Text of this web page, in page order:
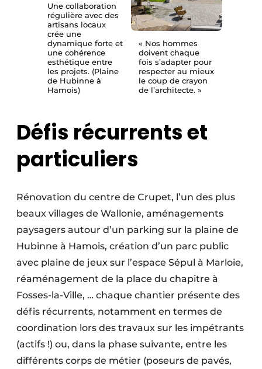
Une collaboration
régulière avec des
artisans locaux
crée une
dynamique forte et
une cohérence
esthétique entre
les projets. (Plaine
de Hubinne à
Hamois)
« Nos hommes
doivent chaque
fois s’adapter pour
respecter au mieux
le coup de crayon
de l’architecte. »
Défis récurrents et
particuliers
Rénovation du centre de Crupet, l’un des plus
beaux villages de Wallonie, aménagements
paysagers autour d’un parking sur la plaine de
Hubinne à Hamois, création d’un parc public
avec plaine de jeux sur l’espace Sépul à Marloie,
réaménagement de la place du chapitre à
Fosses-la-Ville, … chaque chantier présente des
défis récurrents, notamment en termes de
coordination lors des travaux sur les impétrants
(actifs !) ou, dans la phase suivante, entre les
différents corps de métier (poseurs de pavés,